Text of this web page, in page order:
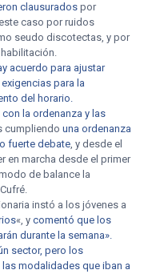
clausuradospor
caso por ruidos
seudo discotectas, y por
acuerdo para ajustar
para la
del horario.
la ordenanza y las
cumpliendo una ordenanza
fuerte debate, y desde el
en marcha desde el primer
de balance la
instó a los jóvenes a
«, y comentó que los
durante la semana».
sector, pero los
modalidades que iban a